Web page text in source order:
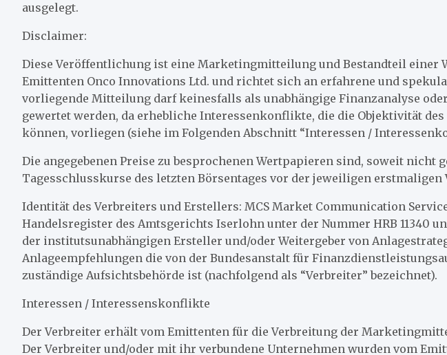
ausgelegt.
Disclaimer:
Diese Veröffentlichung ist eine Marketingmitteilung und Bestandteil einer
Emittenten Onco Innovations Ltd. und richtet sich an erfahrene und
vorliegende Mitteilung darf keinesfalls als unabhängige Finanzanalyse
gewertet werden, da erhebliche Interessenkonflikte, die die Objektivität
können, vorliegen (siehe im Folgenden Abschnitt “Interessen /
Die angegebenen Preise zu besprochenen Wertpapieren sind, soweit nicht
Tagesschlusskurse des letzten Börsentages vor der jeweiligen erstmaligen
Identität des Verbreiters und Erstellers: MCS Market Communication
Handelsregister des Amtsgerichts Iserlohn unter der Nummer HRB 11340
der institutsunabhängigen Ersteller und/oder Weitergeber von
Anlageempfehlungen die von der Bundesanstalt für
zuständige Aufsichtsbehörde ist (nachfolgend als “Verbreiter” bezeichnet).
Interessen / Interessenskonflikte
Der Verbreiter erhält vom Emittenten für die Verbreitung der
Der Verbreiter und/oder mit ihr verbundene Unternehmen wurden vom